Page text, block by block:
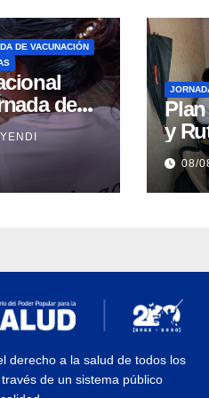
DE VACUNACIÓN
de
La
YENDI
y
08/
derecho a la salud de todos los
de un sistema público